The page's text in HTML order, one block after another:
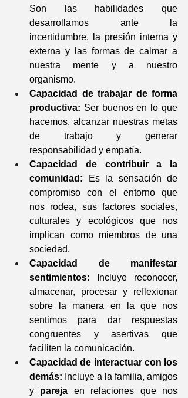
Son las habilidades que
desarrollamos ante la
incertidumbre, la presión interna y
externa y las formas de calmar a
nuestra mente y a nuestro
organismo.
Capacidad de trabajar de forma
productiva: Ser buenos en lo que
hacemos, alcanzar nuestras metas
de trabajo y generar
responsabilidad y empatía.
Capacidad de contribuir a la
comunidad: Es la sensación de
compromiso con el entorno que
nos rodea, sus factores sociales,
culturales y ecológicos que nos
implican como miembros de una
sociedad.
Capacidad de manifestar
sentimientos:
Incluye reconocer,
almacenar, procesar y reflexionar
sobre la manera en la que nos
sentimos para dar respuestas
congruentes y asertivas que
faciliten la comunicación.
Capacidad de interactuar con los
demás: Incluye a la familia, amigos
y pareja en relaciones que nos